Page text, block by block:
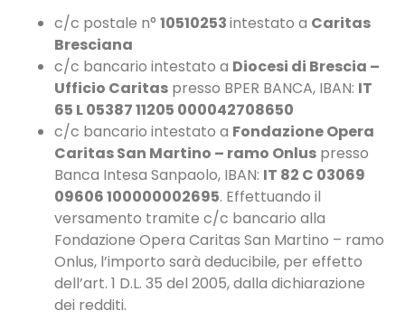
c/c postale n° 10510253intestato a Caritas
Bresciana
c/c bancario intestato a Diocesi di Brescia –
Ufficio Caritas presso BPER BANCA, IBAN: IT
65 L 05387 11205 000042708650
c/c bancario intestato a Fondazione Opera
Caritas San Martino – ramo Onlus presso
Banca Intesa Sanpaolo, IBAN: IT 82 C 03069
09606 100000002695. Effettuando il
versamento tramite c/c bancario alla
Fondazione Opera Caritas San Martino – ramo
Onlus, l’importo sarà deducibile, per effetto
dell’art. 1 D.L. 35 del 2005, dalla dichiarazione
dei redditi.